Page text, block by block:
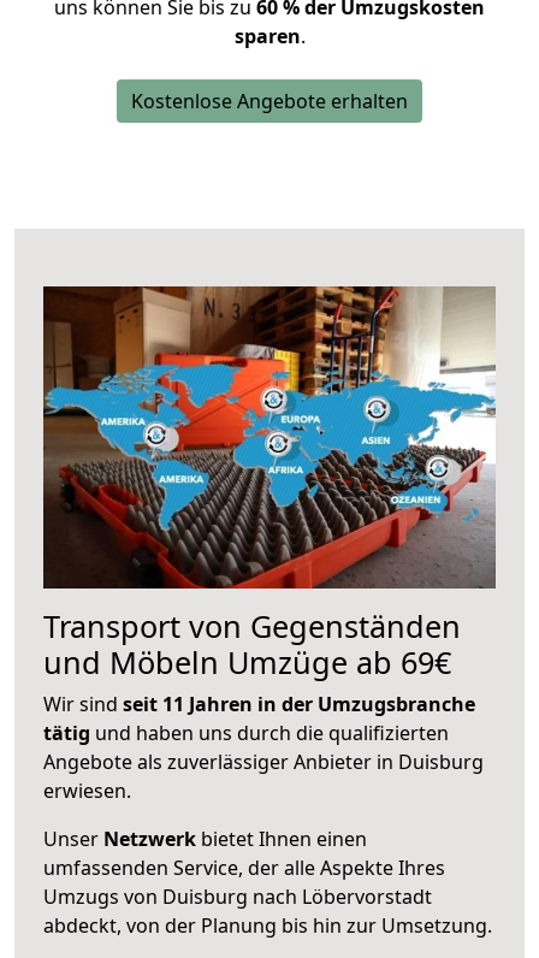
uns können Sie bis zu 60 % der Umzugskosten
sparen.
Kostenlose Angebote erhalten
Transport von Gegenständen
und Möbeln Umzüge ab 69€
Wir sind seit 11 Jahren in der Umzugsbranche
tätig und haben uns durch die qualifizierten
Angebote als zuverlässiger Anbieter in Duisburg
erwiesen.
Unser Netzwerk bietet Ihnen einen
umfassenden Service, der alle Aspekte Ihres
Umzugs von Duisburg nach Löbervorstadt
abdeckt, von der Planung bis hin zur Umsetzung.